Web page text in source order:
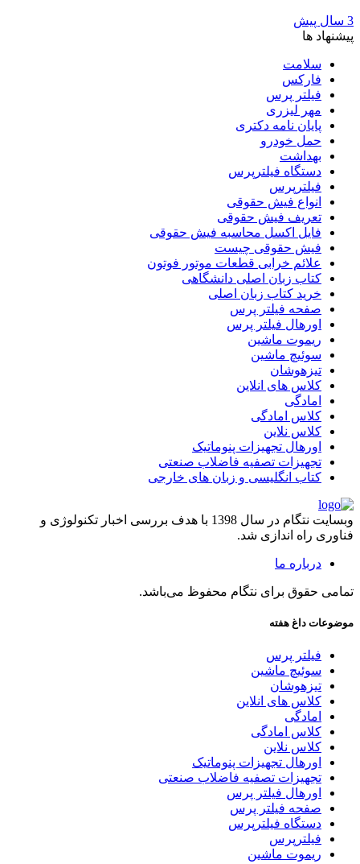
3 سال پیش
پیشنهاد ها
سلامت
فارکس
فیلتر پرس
مهر لیزری
پایان نامه دکتری
حمل خودرو
بهداشت
دستگاه فیلترپرس
فیلترپرس
انواع فیش حقوقی
تعریف فیش حقوقی
فایل اکسل محاسبه فیش حقوقی
فیش حقوقی چیست
علائم خرابی قطعات موتور فوتون
کتاب زبان اصلی دانشگاهی
خرید کتاب زبان اصلی
صفحه فیلتر پرس
اورهال فیلتر پرس
ریموت ماشین
سوئیچ ماشین
تیزهوشان
کلاس های انلاین
امادگی
کلاس امادگی
کلاس نلاین
اورهال تجهیزات پنوماتیک
تجهیزات تصفیه فاضلاب صنعتی
کتاب انگلیسی و زبان های خارجی
وبسایت نتگام در سال 1398 با هدف بررسی اخبار تکنولوژی و
فناوری راه اندازی شد.
درباره ما
تمامی حقوق برای نتگام محفوظ می‌باشد.
موضوعات داغ هفته
فیلتر پرس
سوئیچ ماشین
تیزهوشان
کلاس های انلاین
امادگی
کلاس امادگی
کلاس نلاین
اورهال تجهیزات پنوماتیک
تجهیزات تصفیه فاضلاب صنعتی
اورهال فیلتر پرس
صفحه فیلتر پرس
دستگاه فیلترپرس
فیلترپرس
ریموت ماشین